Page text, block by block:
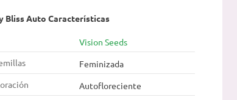
Bliss Auto Características
Vision Seeds
Feminizada
Autofloreciente